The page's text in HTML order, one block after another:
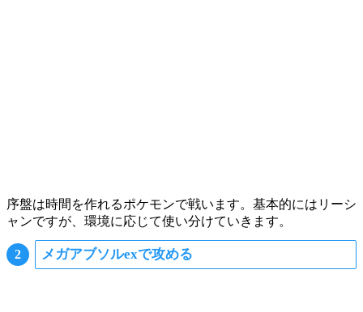
序盤は時間を作れるポケモンで戦います。基本的には リーシ
ャンですが、環境に応じて使い分けていきます。
メガアブソルexで攻める